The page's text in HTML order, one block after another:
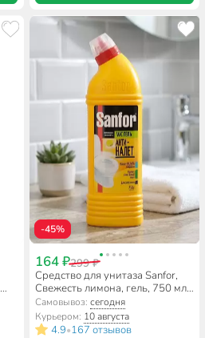
-45%
164 ₽299 ₽
Средство для унитаза Sanfor,
Свежесть лимона, гель, 750 мл,
1550
Самовывоз: сегодня
Курьером: 10 августа
4.9•167 отзывов